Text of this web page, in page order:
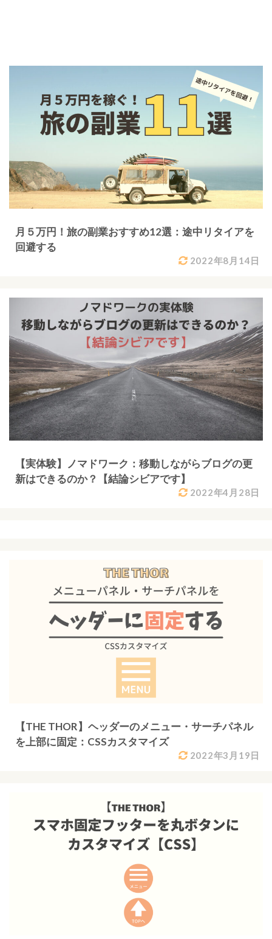
2022年8月14日
月５万円！旅の副業おすすめ12選：途中リタイアを
回避する
2022年4月28日
【実体験】ノマドワーク：移動しながらブログの更
新はできるのか？【結論シビアです】
2022年3月19日
【THE THOR】ヘッダーのメニュー・サーチパネル
を上部に固定：CSSカスタマイズ